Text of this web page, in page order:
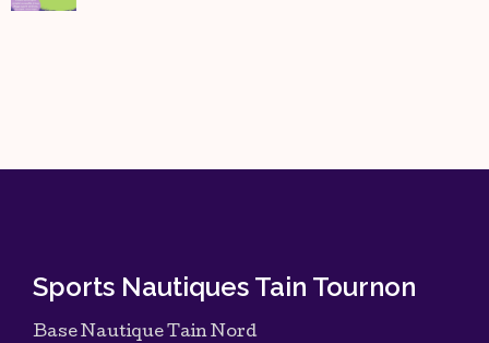
Sports Nautiques Tain Tournon
Base Nautique Tain Nord